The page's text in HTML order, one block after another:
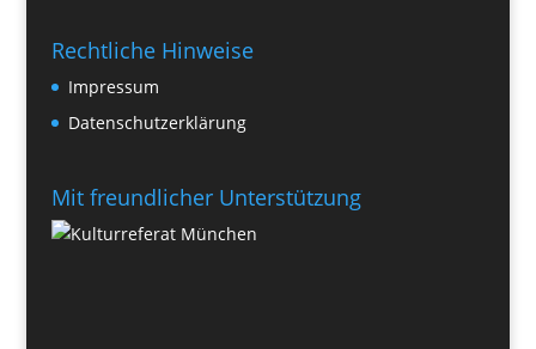
Rechtliche Hinweise
Impressum
Datenschutzerklärung
Mit freundlicher Unterstützung